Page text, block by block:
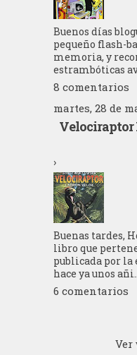
Buenos días
pequeño flash-
memoria, y
estrambóticas
8 comentarios
martes, 28 de
Velociraptor
›
Buenas tardes,
libro que
publicada por
hace ya unos
6 comentarios
Ver